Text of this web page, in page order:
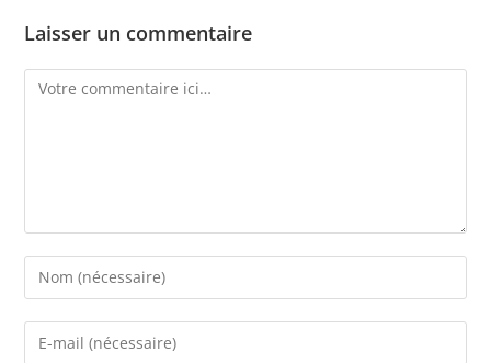
Laisser un commentaire